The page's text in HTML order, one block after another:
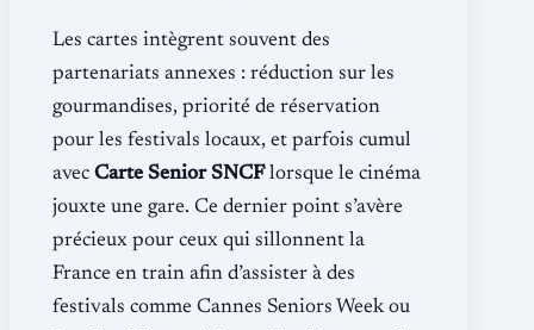
Les cartes intègrent souvent des
partenariats annexes : réduction sur les
gourmandises, priorité de réservation
pour les festivals locaux, et parfois cumul
avec Carte Senior SNCFlorsque le cinéma
jouxte une gare. Ce dernier point s’avère
précieux pour ceux qui sillonnent la
France en train afin d’assister à des
festivals comme Cannes Seniors Week ou